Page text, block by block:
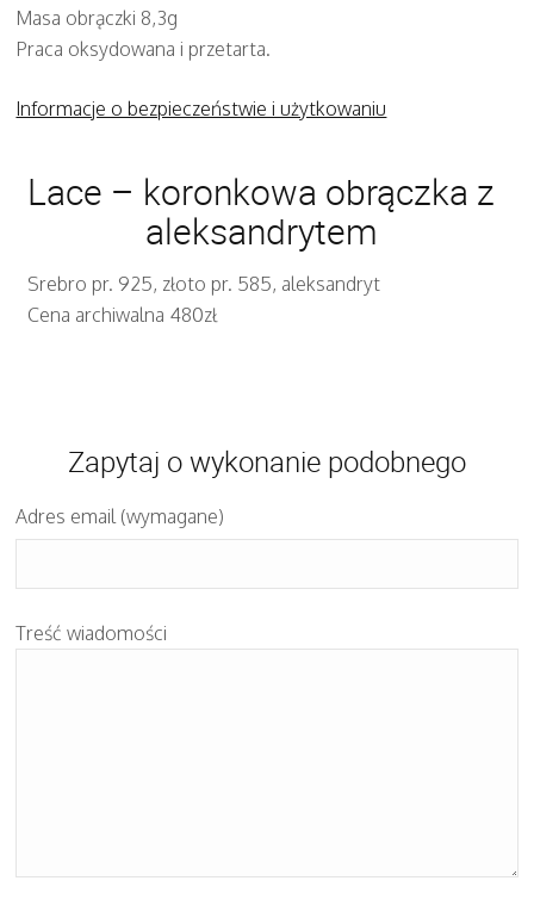
Masa obrączki 8,3g
Praca oksydowana i przetarta.
Informacje o bezpieczeństwie i użytkowaniu
Lace – koronkowa obrączka z
aleksandrytem
Srebro pr. 925, złoto pr. 585, aleksandryt
Cena archiwalna 480zł
Zapytaj o wykonanie podobnego
Adres email (wymagane)
Treść wiadomości